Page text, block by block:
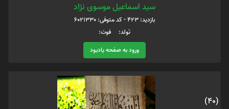
سید اسماعیل موسوی نژاد
بازدید: 423 - کد متوفی: 6021330
تولد: فوت:
ورود به صفحه یادبود
(40)